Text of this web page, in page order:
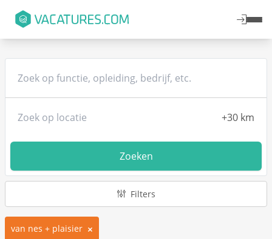
Zoeken
Filters
van nes + plaisier